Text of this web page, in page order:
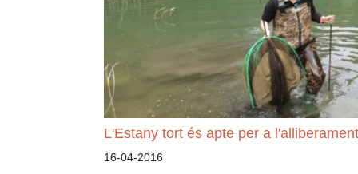
L'Estany tort és apte per a
16-04-2016